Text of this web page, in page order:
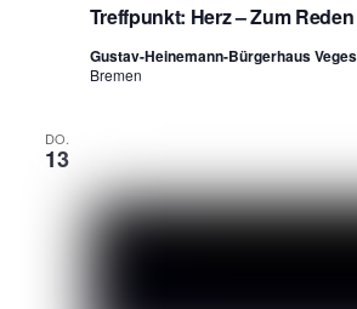
Treffpunkt: Herz – Zum
Gustav-Heinemann-Bürgerhaus
Bremen
DO.
13